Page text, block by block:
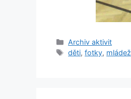
Rubriky
Archiv aktivit
Štítky
děti,fotky, mládež